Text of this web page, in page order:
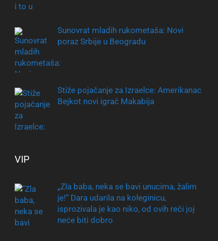
Sunovrat mladih rukometaša: Novi
poraz Srbije u Beogradu
Stiže pojačanje za Izraelce: Amerikanac
Bejkot novi igrač Makabija
VIP
„Zla baba, neka se bavi unucima, žalim
je!“ Dara udarila na koleginicu,
isprozivala je kao niko, od ovih reči joj
neće biti dobro